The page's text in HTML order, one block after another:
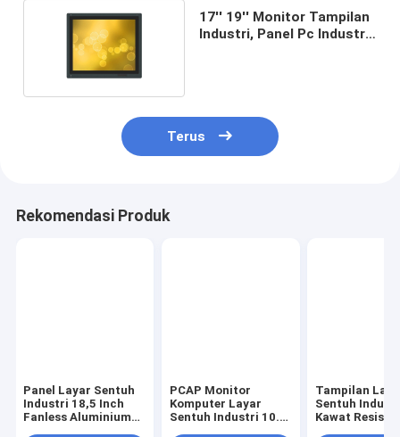
17'' 19'' Monitor Tampilan
Industri, Panel Pc Industri
Terus
Rekomendasi Produk
Panel Layar Sentuh
Industri 18,5 Inch
Fanless Aluminium
PCAP Monitor
Komputer Layar
Sentuh Industri 10.1
Tampilan
Sentuh
Kawat Resistif